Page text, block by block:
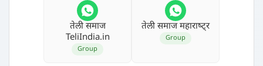
तेली समाज
TeliIndia.in
Group
तेली समाज महाराष्‍ट्र
Group